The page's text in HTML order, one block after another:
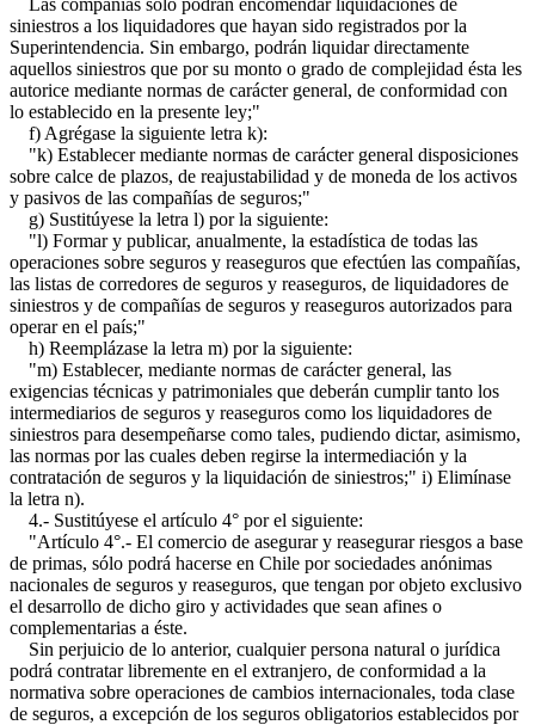
Las compañías sólo podrán encomendar liquidaciones de
siniestros a los liquidadores que hayan sido registrados por la
Superintendencia. Sin embargo, podrán liquidar directamente
aquellos siniestros que por su monto o grado de complejidad ésta les
autorice mediante normas de carácter general, de conformidad con
lo establecido en la presente ley;"
f) Agrégase la siguiente letra k):
"k) Establecer mediante normas de carácter general disposiciones
sobre calce de plazos, de reajustabilidad y de moneda de los activos
y pasivos de las compañías de seguros;"
g) Sustitúyese la letra l) por la siguiente:
"l) Formar y publicar, anualmente, la estadística de todas las
operaciones sobre seguros y reaseguros que efectúen las compañías,
las listas de corredores de seguros y reaseguros, de liquidadores de
siniestros y de compañías de seguros y reaseguros autorizados para
operar en el país;"
h) Reemplázase la letra m) por la siguiente:
"m) Establecer, mediante normas de carácter general, las
exigencias técnicas y patrimoniales que deberán cumplir tanto los
intermediarios de seguros y reaseguros como los liquidadores de
siniestros para desempeñarse como tales, pudiendo dictar, asimismo,
las normas por las cuales deben regirse la intermediación y la
contratación de seguros y la liquidación de siniestros;" i) Elimínase
la letra n).
4.- Sustitúyese el artículo 4° por el siguiente:
"Artículo 4°.- El comercio de asegurar y reasegurar riesgos a base
de primas, sólo podrá hacerse en Chile por sociedades anónimas
nacionales de seguros y reaseguros, que tengan por objeto exclusivo
el desarrollo de dicho giro y actividades que sean afines o
complementarias a éste.
Sin perjuicio de lo anterior, cualquier persona natural o jurídica
podrá contratar libremente en el extranjero, de conformidad a la
normativa sobre operaciones de cambios internacionales, toda clase
de seguros, a excepción de los seguros obligatorios establecidos por